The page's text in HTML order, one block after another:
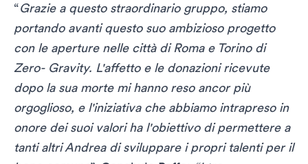
“Grazie a questo straordinario gruppo, stiamo
portando avanti questo suo ambizioso progetto
con le aperture nelle città di Roma e Torino di
Zero- Gravity. L'affetto e le donazioni ricevute
dopo la sua morte mi hanno reso ancor più
orgoglioso, e l'iniziativa che abbiamo intrapreso in
onore dei suoi valori ha l'obiettivo di permettere a
tanti altri Andrea di sviluppare i propri talenti per il